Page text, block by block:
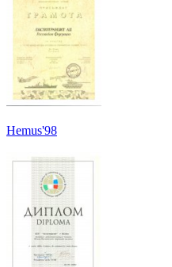
Hemus'98